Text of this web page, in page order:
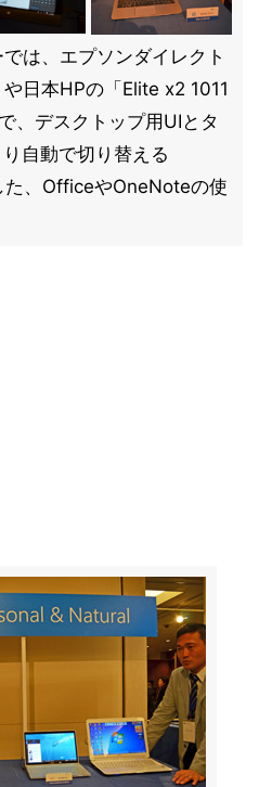
は、エプソンダイレクト
日本HPの「Elite x2 1011
、デスクトップ用UIとタ
自動で切り替える
、OfficeやOneNoteの使